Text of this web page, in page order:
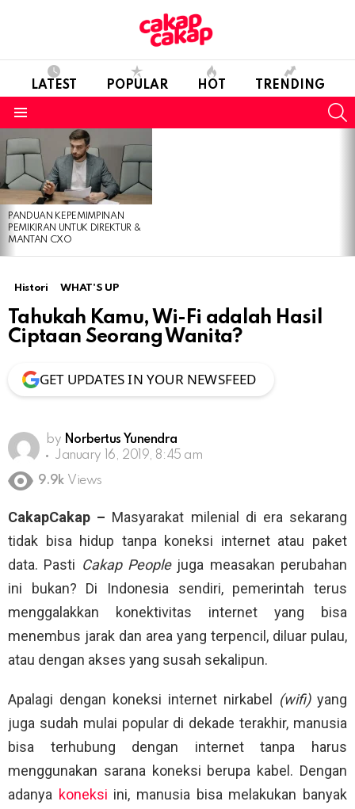
LATEST POPULAR HOT TRENDING
LATEST
STORIES
PANDUAN KEPEMIMPINAN
PEMIKIRAN UNTUK DIREKTUR &
MANTAN CXO
Histori WHAT'S UP
Tahukah Kamu, Wi-Fi adalah Hasil
Ciptaan Seorang Wanita?
GET UPDATES IN YOUR NEWSFEED
by Norbertus Yunendra
January 16, 2019, 8:45 am
9.9k Views
CakapCakap – Masyarakat milenial di era sekarang
tidak bisa hidup tanpa koneksi internet atau paket
data. Pasti Cakap People juga measakan perubahan
ini bukan? Di Indonesia sendiri, pemerintah terus
menggalakkan konektivitas internet yang bisa
menembus jarak dan area yang terpencil, diluar pulau,
atau dengan akses yang susah sekalipun.
Apalagi dengan koneksi internet nirkabel (wifi) yang
juga sudah mulai popular di dekade terakhir, manusia
bisa terhubung dengan internet tanpa harus
menggunakan sarana koneksi berupa kabel. Dengan
adanya koneksi ini, manusia bisa melakukan banyak